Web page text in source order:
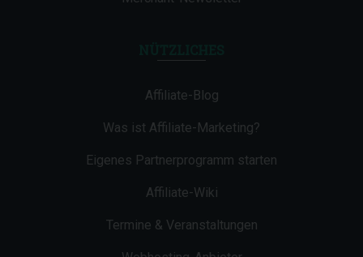
Affiliate-Blog
Was ist Affiliate-Marketing?
Eigenes Partnerprogramm starten
Affiliate-Wiki
Termine & Veranstaltungen